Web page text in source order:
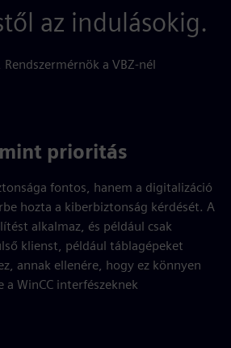
az indulásokig.
a VBZ-nél
prioritás
fontos, hanem a digitalizáció
hozta a kiberbiztonság kérdését. A
alkalmaz, és például csak
klienst, például táblagépeket
annak ellenére, hogy ez könnyen
WinCC interfészeknek